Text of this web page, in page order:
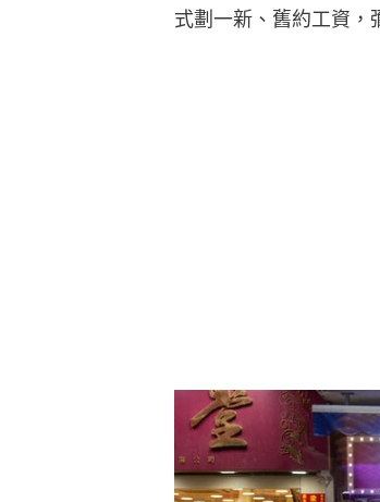
式劃一新、舊約工資，